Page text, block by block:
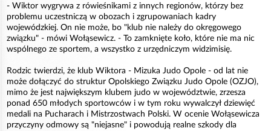
- Wiktor wygrywa z rówieśnikami z innych regionów, którzy bez
problemu uczestniczą w obozach i zgrupowaniach kadry
wojewódzkiej. On nie może, bo "klub nie należy do okręgowego
związku" - mówi Wołąsewicz. - To zamknięte koło, które nie ma nic
wspólnego ze sportem, a wszystko z urzędniczym widzimisię.
Rodzic twierdzi, że klub Wiktora - Mizuka Judo Opole - od lat nie
może dołączyć do struktur Opolskiego Związku Judo Opole (OZJO),
mimo że jest największym klubem judo w województwie, zrzesza
ponad 650 młodych sportowców i w tym roku wywalczył dziewięć
medali na Pucharach i Mistrzostwach Polski. W ocenie Wołąsewicza
przyczyny odmowy są "niejasne" i powodują realne szkody dla